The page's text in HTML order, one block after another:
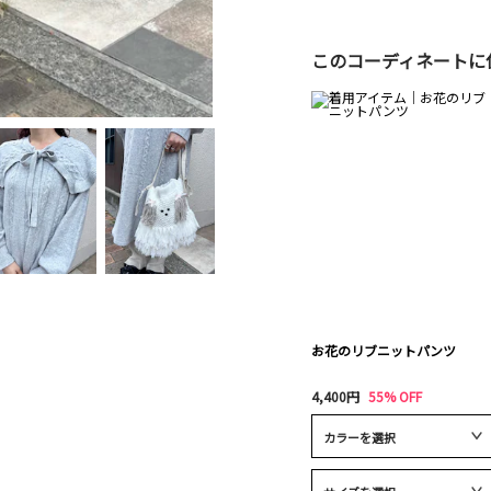
このコーディネート
お花のリブニットパンツ
4,400円 55% OFF